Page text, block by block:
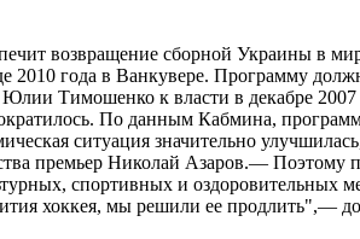
возвращение сборной Украины в
2010 года в Ванкувере. Программу
Юлии Тимошенко к власти в декабре 2007
По данным Кабмина,
ситуация значительно
премьер Николай Азаров.— Поэтому
спортивных и оздоровительных
хоккея, мы решили ее продлить",—